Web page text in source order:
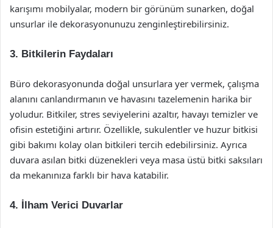
karışımı mobilyalar, modern bir görünüm sunarken, doğal
unsurlar ile dekorasyonunuzu zenginleştirebilirsiniz.
3. Bitkilerin Faydaları
Büro dekorasyonunda doğal unsurlara yer vermek, çalışma
alanını canlandırmanın ve havasını tazelemenin harika bir
yoludur. Bitkiler, stres seviyelerini azaltır, havayı temizler ve
ofisin estetiğini artırır. Özellikle, sukulentler ve huzur bitkisi
gibi bakımı kolay olan bitkileri tercih edebilirsiniz. Ayrıca
duvara asılan bitki düzenekleri veya masa üstü bitki saksıları
da mekanınıza farklı bir hava katabilir.
4. İlham Verici Duvarlar